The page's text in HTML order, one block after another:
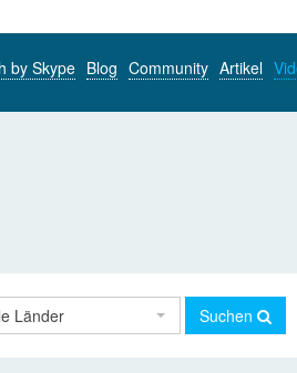
by Skype Blog Community Artikel
Länder Suchen